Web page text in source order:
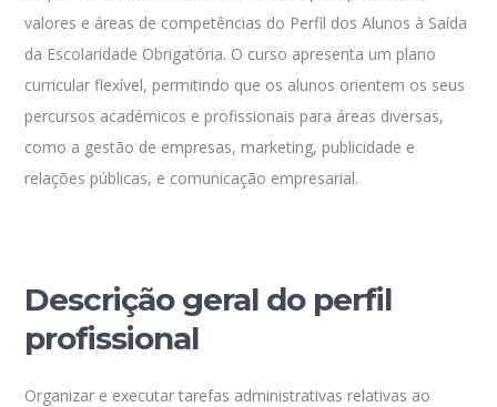
valores e áreas de competências do Perfil dos Alunos à Saída
da Escolaridade Obrigatória. O curso apresenta um plano
curricular flexível, permitindo que os alunos orientem os seus
percursos académicos e profissionais para áreas diversas,
como a gestão de empresas, marketing, publicidade e
relações públicas, e comunicação empresarial.
Descrição geral do perfil
profissional
Organizar e executar tarefas administrativas relativas ao